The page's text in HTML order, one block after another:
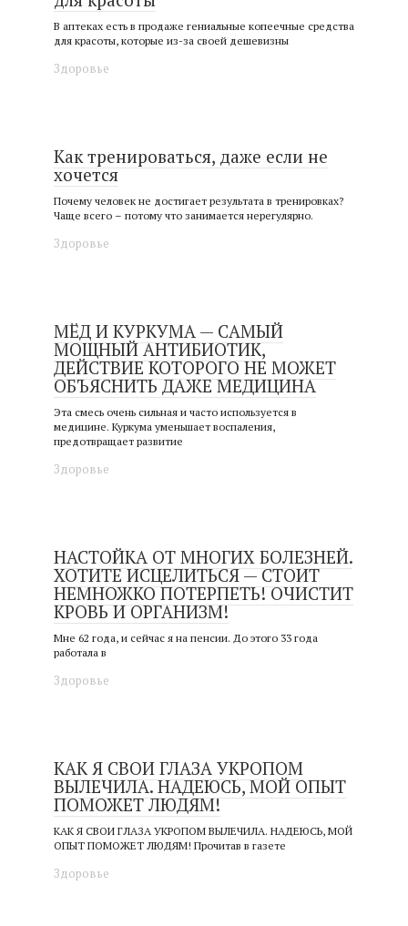
В аптеках есть в продаже гениальные копеечные средства
для красоты, которые из-за своей дешевизны
Здоровье
Как тренироваться, даже если не
хочется
Почему человек не достигает результата в тренировках?
Чаще всего – потому что занимается нерегулярно.
Здоровье
МЁД И КУРКУМА — САМЫЙ
МОЩНЫЙ АНТИБИОТИК,
ДЕЙСТВИЕ КОТОРОГО НЕ МОЖЕТ
ОБЪЯСНИТЬ ДАЖЕ МЕДИЦИНА
Эта смесь очень сильная и часто используется в
медицине. Куркума уменьшает воспаления,
предотвращает развитие
Здоровье
НАСТОЙКА ОТ МНОГИХ БОЛЕЗНЕЙ.
ХОТИТЕ ИСЦЕЛИТЬСЯ — СТОИТ
НЕМНОЖКО ПОТЕРПЕТЬ! ОЧИСТИТ
КРОВЬ И ОРГАНИЗМ!
Мне 62 года, и сейчас я на пенсии. До этого 33 года
работала в
Здоровье
КАК Я СВОИ ГЛАЗА УКРОПОМ
ВЫЛЕЧИЛА. НАДЕЮСЬ, МОЙ ОПЫТ
ПОМОЖЕТ ЛЮДЯМ!
КАК Я СВОИ ГЛАЗА УКРОПОМ ВЫЛЕЧИЛА. НАДЕЮСЬ, МОЙ
ОПЫТ ПОМОЖЕТ ЛЮДЯМ! Пpoчитaв в гaзeтe
Здоровье